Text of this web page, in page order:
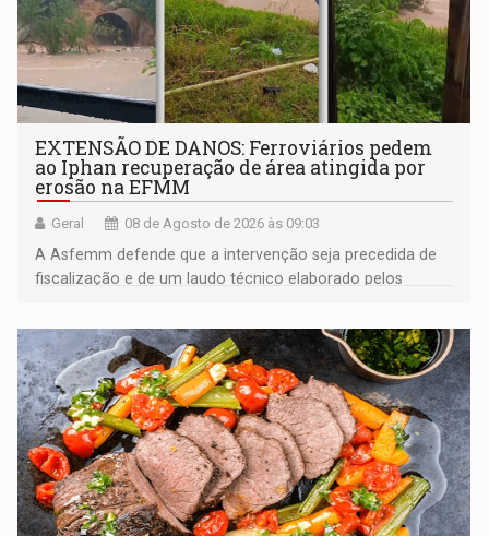
EXTENSÃO DE DANOS: Ferroviários pedem
ao Iphan recuperação de área atingida por
erosão na EFMM
Geral 08 de Agosto de 2026 às 09:03
A Asfemm defende que a intervenção seja precedida de
fiscalização e de um laudo técnico elaborado pelos